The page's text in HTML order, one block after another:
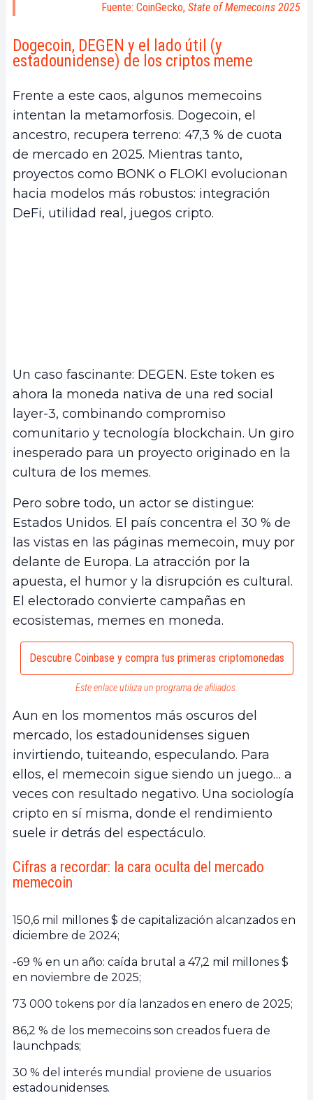
Fuente: CoinGecko, State of Memecoins 2025
Dogecoin, DEGEN y el lado útil (y
estadounidense) de los criptos meme
Frente a este caos, algunos memecoins
intentan la metamorfosis. Dogecoin, el
ancestro, recupera terreno: 47,3 % de cuota
de mercado en 2025. Mientras tanto,
proyectos como BONK o FLOKI evolucionan
hacia modelos más robustos: integración
DeFi, utilidad real, juegos cripto.
Un caso fascinante: DEGEN. Este token es
ahora la moneda nativa de una red social
layer-3, combinando compromiso
comunitario y tecnología blockchain. Un giro
inesperado para un proyecto originado en la
cultura de los memes.
Pero sobre todo, un actor se distingue:
Estados Unidos. El país concentra el 30 % de
las vistas en las páginas memecoin, muy por
delante de Europa. La atracción por la
apuesta, el humor y la disrupción es cultural.
El electorado convierte campañas en
ecosistemas, memes en moneda.
Descubre Coinbase y compra tus primeras criptomonedas
Este enlace utiliza un programa de afiliados.
Aun en los momentos más oscuros del
mercado, los estadounidenses siguen
invirtiendo, tuiteando, especulando. Para
ellos, el memecoin sigue siendo un juego… a
veces con resultado negativo. Una sociología
cripto en sí misma, donde el rendimiento
suele ir detrás del espectáculo.
Cifras a recordar: la cara oculta del mercado
memecoin
150,6 mil millones $ de capitalización alcanzados en
diciembre de 2024;
-69 % en un año: caída brutal a 47,2 mil millones $
en noviembre de 2025;
73 000 tokens por día lanzados en enero de 2025;
86,2 % de los memecoins son creados fuera de
launchpads;
30 % del interés mundial proviene de usuarios
estadounidenses.